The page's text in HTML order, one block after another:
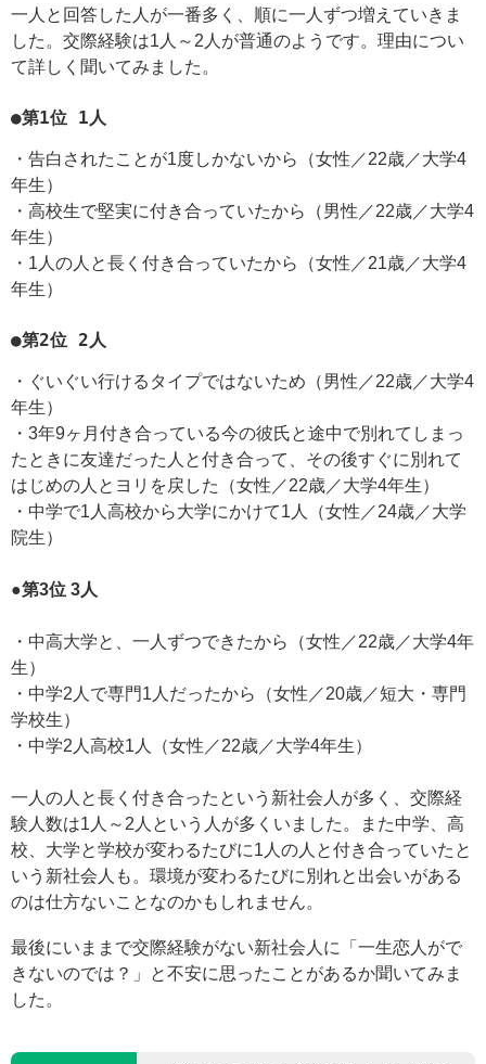
一人と回答した人が一番多く、順に一人ずつ増えていきま
した。交際経験は1人～2人が普通のようです。理由につい
て詳しく聞いてみました。
●第1位 1人
・告白されたことが1度しかないから（女性／22歳／大学4
年生）
・高校生で堅実に付き合っていたから（男性／22歳／大学4
年生）
・1人の人と長く付き合っていたから（女性／21歳／大学4
年生）
●第2位 2人
・ぐいぐい行けるタイプではないため（男性／22歳／大学4
年生）
・3年9ヶ月付き合っている今の彼氏と途中で別れてしまっ
たときに友達だった人と付き合って、その後すぐに別れて
はじめの人とヨリを戻した（女性／22歳／大学4年生）
・中学で1人高校から大学にかけて1人（女性／24歳／大学
院生）
●第3位 3人
・中高大学と、一人ずつできたから（女性／22歳／大学4年
生）
・中学2人で専門1人だったから（女性／20歳／短大・専門
学校生）
・中学2人高校1人（女性／22歳／大学4年生）
一人の人と長く付き合ったという新社会人が多く、交際経
験人数は1人～2人という人が多くいました。また中学、高
校、大学と学校が変わるたびに1人の人と付き合っていたと
いう新社会人も。環境が変わるたびに別れと出会いがある
のは仕方ないことなのかもしれません。
最後にいままで交際経験がない新社会人に「一生恋人がで
きないのでは？」と不安に思ったことがあるか聞いてみま
した。